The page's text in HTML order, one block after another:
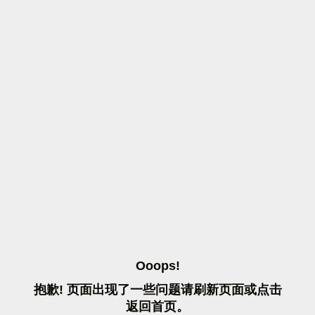
OOOPS!
抱歉! 页面出现了一些问题请刷 新页面或点击
返 回首页。